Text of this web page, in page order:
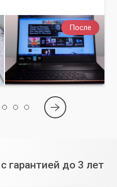
После
гарантией до 3 лет